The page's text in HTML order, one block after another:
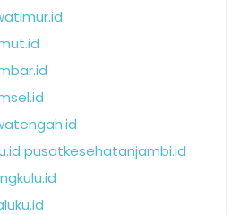
pusatkesehatanjambi.id